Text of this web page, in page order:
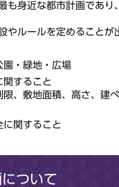
身近な都市計画であり
ルールを定めることが
園・緑地・広場
関すること
、敷地面積、高さ、建
関すること
ついて